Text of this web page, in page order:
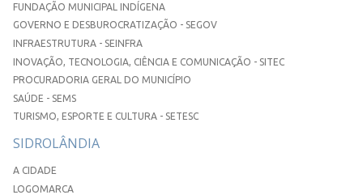
FUNDAÇÃO MUNICIPAL INDÍGENA
GOVERNO E DESBUROCRATIZAÇÃO - SEGOV
INFRAESTRUTURA - SEINFRA
INOVAÇÃO, TECNOLOGIA, CIÊNCIA E COMUNICAÇÃO - SITEC
PROCURADORIA GERAL DO MUNICÍPIO
SAÚDE - SEMS
TURISMO, ESPORTE E CULTURA - SETESC
SIDROLÂNDIA
A CIDADE
LOGOMARCA